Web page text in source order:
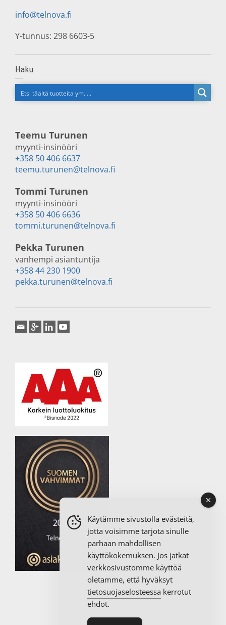
info@telnova.fi
Y-tunnus: 298 6603-5
Haku
Teemu Turunen
myynti-insinööri
+358 50 406 6637
teemu.turunen@telnova.fi
Tommi Turunen
myynti-insinööri
+358 50 406 6636
tommi.turunen@telnova.fi
Pekka Turunen
vanhempi asiantuntija
+358 44 230 1900
pekka.turunen@telnova.fi
Käytämme sivustolla evästeitä,
jotta voisimme tarjota sinulle
parhaan mahdollisen
käyttökokemuksen. Jos jatkat
verkkosivustomme käyttöä
oletamme, että hyväksyt
tietosuojaselosteessa kerrotut
ehdot.